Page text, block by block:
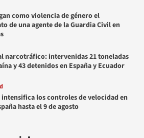
como violencia de género el
de una agente de la Guardia Civil en
narcotráfico: intervenidas 21 toneladas
y 43 detenidos en España y Ecuador
intensifica los controles de velocidad en
hasta el 9 de agosto